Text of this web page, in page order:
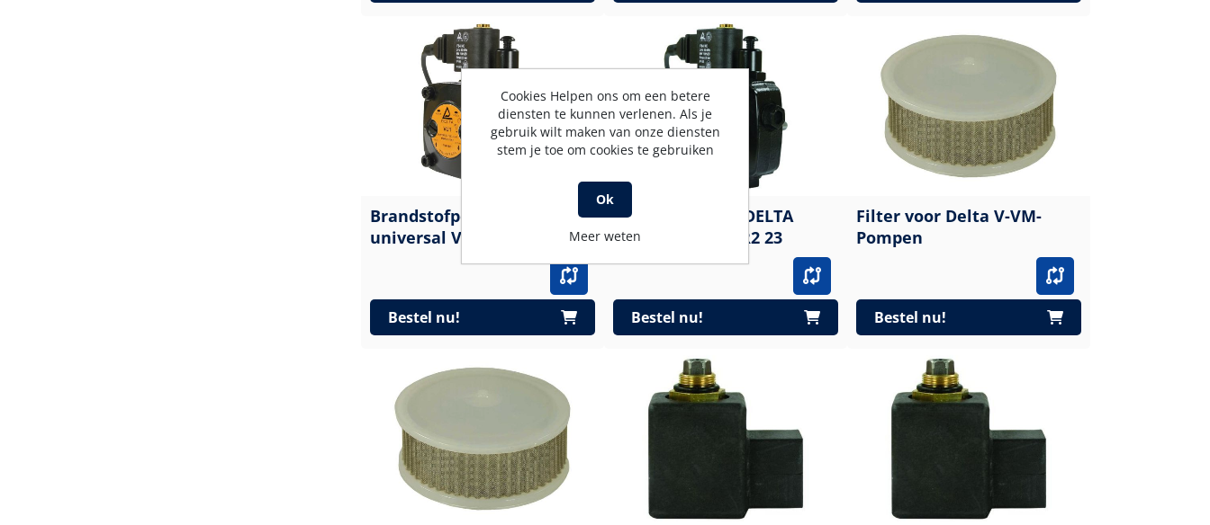
Brandstofpomp DELTA
Bestel nu!
Brandstofpomp DELTA
universal VU1 LR2 23
Bestel nu!
Filter voor Delta V-VM-
Pompen
Bestel nu!
Cookies Helpen ons om een betere
diensten te kunnen verlenen. Als je
gebruik wilt maken van onze diensten
stem je toe om cookies te gebruiken
Ok
Meer weten